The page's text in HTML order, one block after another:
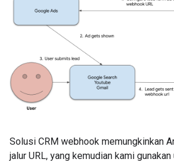
Solusi CRM webhook memungkinkan
jalur URL, yang kemudian kami